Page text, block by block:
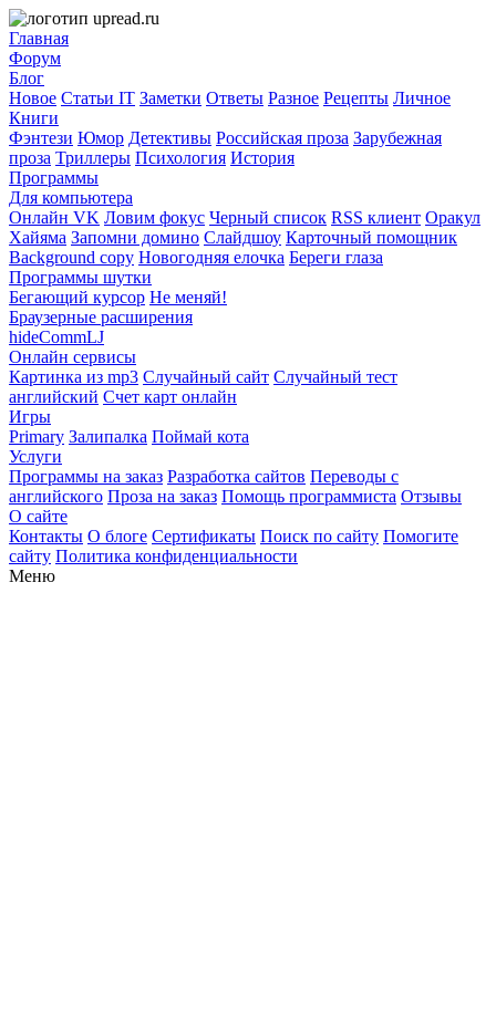
Главная
Форум
Блог
Новое Статьи IT Заметки Ответы Разное Рецепты Личное
Книги
Фэнтези Юмор Детективы Российская проза Зарубежная
проза Триллеры Психология История
Программы
Для компьютера
Онлайн VK Ловим фокус Черный список RSS клиент Оракул
Хайяма Запомни домино Слайдшоу Карточный помощник
Background copy Новогодняя елочка Береги глаза
Программы шутки
Бегающий курсор Не меняй!
Браузерные расширения
hideCommLJ
Онлайн сервисы
Картинка из mp3 Случайный сайт Случайный тест
английский Счет карт онлайн
Игры
Primary Залипалка Поймай кота
Услуги
Программы на заказ Разработка сайтов Переводы с
английского Проза на заказ Помощь программиста Отзывы
О сайте
Контакты О блоге Сертификаты Поиск по сайту Помогите
сайту Политика конфиденциальности
Меню